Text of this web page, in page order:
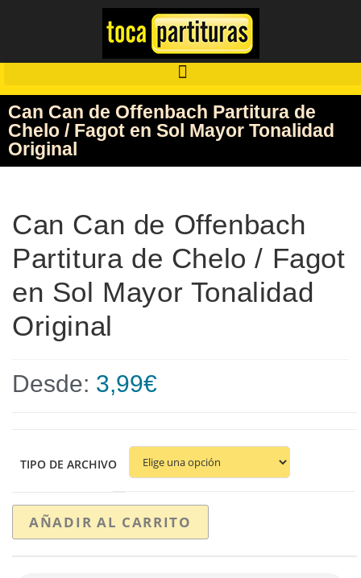
Can Can de Offenbach Partitura de
Chelo / Fagot en Sol Mayor Tonalidad
Original
Can Can de Offenbach
Partitura de Chelo / Fagot
en Sol Mayor Tonalidad
Original
Desde: 3,99€
TIPO DE ARCHIVO
AÑADIR AL CARRITO